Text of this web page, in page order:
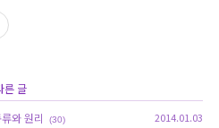
른 글
와 원리
(30) 2014.01.03